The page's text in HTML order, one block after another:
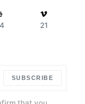
21
SUBSCRIBE